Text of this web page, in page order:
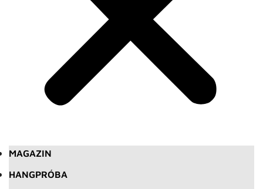
MAGAZIN
HANGPRÓBA